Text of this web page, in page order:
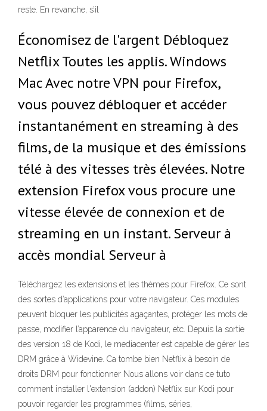
reste. En revanche, s’il
Économisez de l'argent Débloquez
Netflix Toutes les applis. Windows
Mac Avec notre VPN pour Firefox,
vous pouvez débloquer et accéder
instantanément en streaming à des
films, de la musique et des émissions
télé à des vitesses très élevées. Notre
extension Firefox vous procure une
vitesse élevée de connexion et de
streaming en un instant. Serveur à
accès mondial Serveur à
Téléchargez les extensions et les thèmes pour Firefox. Ce sont
des sortes d’applications pour votre navigateur. Ces modules
peuvent bloquer les publicités agaçantes, protéger les mots de
passe, modifier l’apparence du navigateur, etc. Depuis la sortie
des version 18 de Kodi, le mediacenter est capable de gérer les
DRM grâce à Widevine. Ca tombe bien Netflix à besoin de
droits DRM pour fonctionner Nous allons voir dans ce tuto
comment installer l'extension (addon) Netflix sur Kodi pour
pouvoir regarder les programmes (films, séries,